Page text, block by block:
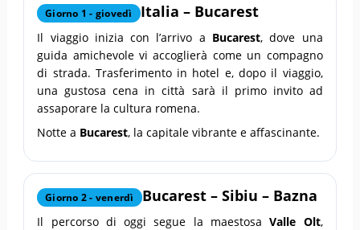
Giorno 1 - giovedì Italia – Bucarest
Il viaggio inizia con l’arrivo a Bucarest, dove una
guida amichevole vi accoglierà come un compagno
di strada. Trasferimento in hotel e, dopo il viaggio,
una gustosa cena in città sarà il primo invito ad
assaporare la cultura romena.
Notte a Bucarest, la capitale vibrante e affascinante.
Giorno 2 - venerdì Bucarest – Sibiu – Bazna
Il percorso di oggi segue la maestosaValle Olt,